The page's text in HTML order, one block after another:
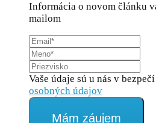
Informácia o novom článku
mailom
Vaše údaje sú u nás v bezpečí
osobných údajov
Mám záujem